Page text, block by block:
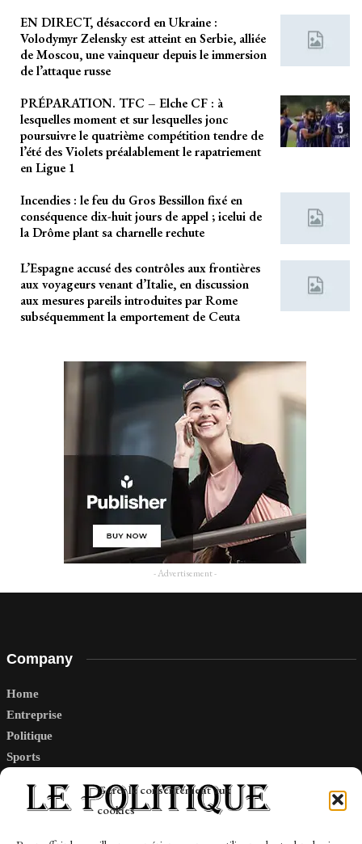
Gérer le consentement aux
cookies
EN DIRECT, désaccord en Ukraine :
Volodymyr Zelensky est atteint en Serbie, alliée
de Moscou, une vainqueur depuis le immersion
de l’attaque russe
PRÉPARATION. TFC – Elche CF : à
lesquelles moment et sur lesquelles jonc
poursuivre le quatrième compétition tendre de
l’été des Violets préalablement le rapatriement
en Ligue 1
Incendies : le feu du Gros Bessillon fixé en
conséquence dix-huit jours de appel ; icelui de
la Drôme plant sa charnelle rechute
L’Espagne accusé des contrôles aux frontières
aux voyageurs venant d’Italie, en discussion
aux mesures pareils introduites par Rome
subséquemment la emportement de Ceuta
- Advertisement -
Company
Home
Entreprise
Politique
Sports